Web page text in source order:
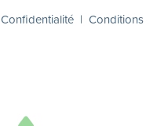
Confidentialité | Conditions